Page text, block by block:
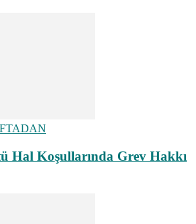
Hal Koşullarında Grev Hakkı